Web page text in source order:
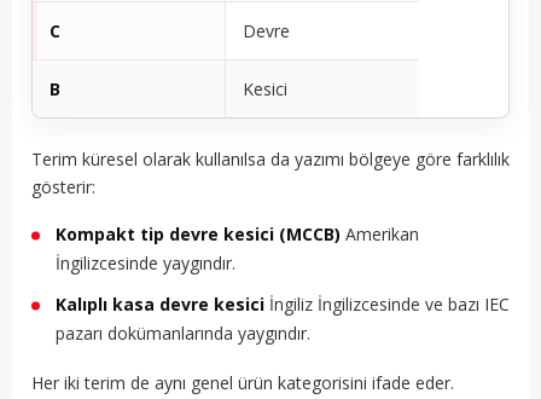
C Devre
B Kesici
Terim küresel olarak kullanılsa da yazımı bölgeye göre farklılık
gösterir:
Kompakt tip devre kesici (MCCB) Amerikan
İngilizcesinde yaygındır.
Kalıplı kasa devre kesici İngiliz İngilizcesinde ve bazı IEC
pazarı dokümanlarında yaygındır.
Her iki terim de aynı genel ürün kategorisini ifade eder.